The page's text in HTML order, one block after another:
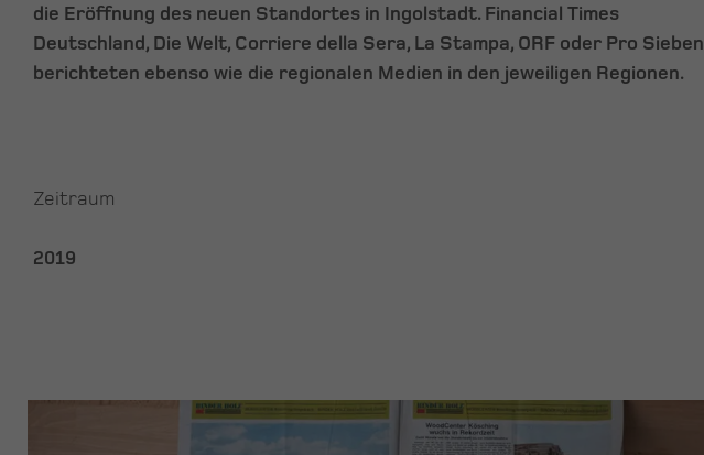
die Eröffnung des neuen Standortes in Ingolstadt. Financial Times
Deutschland, Die Welt, Corriere della Sera, La Stampa, ORF oder Pro Sieben
berichteten ebenso wie die regionalen Medien in den jeweiligen Regionen.
Zeitraum
2019